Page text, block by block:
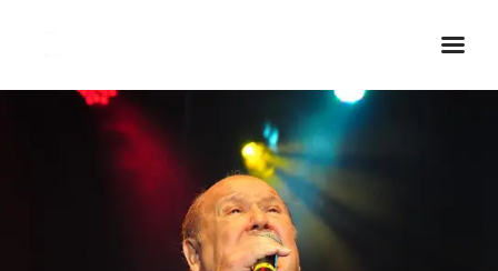
Inicio Real FM
Streaming
Descarga La APP